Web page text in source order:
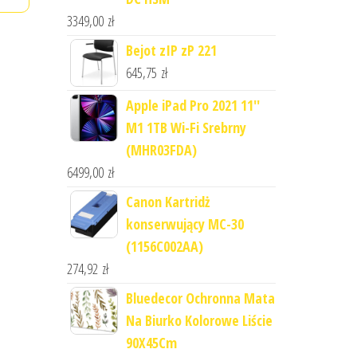
3349,00 zł
Bejot zIP zP 221
645,75 zł
Apple iPad Pro 2021 11''
M1 1TB Wi-Fi Srebrny
(MHR03FDA)
6499,00 zł
Canon Kartridż
konserwujący MC-30
(1156C002AA)
274,92 zł
Bluedecor Ochronna Mata
Na Biurko Kolorowe Liście
90X45Cm